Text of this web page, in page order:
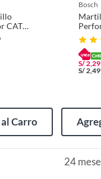
asientos de
devolución y cambio:
CAT
Carro
bosch
1150
S/
S/
24